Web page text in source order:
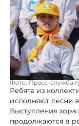
Фото: Пресс-служба
Ребята из
исполняют песни
Выступления
продолжаются в